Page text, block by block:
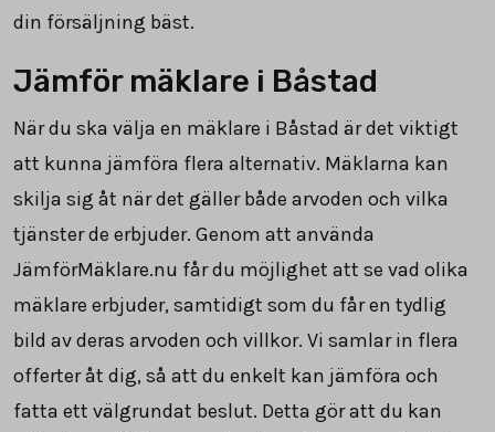
din försäljning bäst.
Jämför mäklare i Båstad
När du ska välja en mäklare i Båstad är det viktigt
att kunna jämföra flera alternativ. Mäklarna kan
skilja sig åt när det gäller både arvoden och vilka
tjänster de erbjuder. Genom att använda
JämförMäklare.nu får du möjlighet att se vad olika
mäklare erbjuder, samtidigt som du får en tydlig
bild av deras arvoden och villkor. Vi samlar in flera
offerter åt dig, så att du enkelt kan jämföra och
fatta ett välgrundat beslut. Detta gör att du kan